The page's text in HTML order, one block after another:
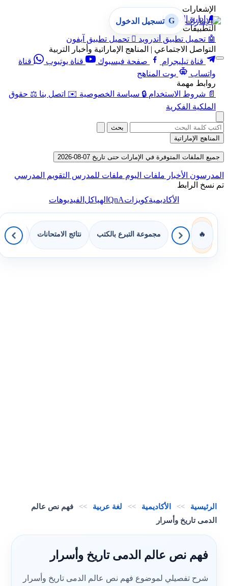
الإشعارات
🔔 إدارة الإشعارات
التطبيقات
🤖 تحميل تطبيق أندرويد  تحميل تطبيق آيفون
التواصل الاجتماعي | المناهج الإماراتية وأخبار التربية
قناة تيليجرام
صفحة فيسبوك قناة يوتيوب
قناة
واتساب
بوت المناهج
روابط مهمة
📄 شروط الاستخدام 🔒 سياسة الخصوصية ✉️ اتصل بنا ⚖️ حقوق
الملكية الفكرية
G تسجيل الدخول
بحث
المناهج الإماراتية
جميع الملفات المتوفرة في الإمارات حتى تاريخ 07-08-2026
المدرسون الأخبار ملفات اليوم ملفات للمدرس التقويم المدرسي
تم نسخ الرابط
الأكاديميةكويزاتQnAالهياكلالفيديوهات
🔥 مجموعة التبرع بالكتب نتائج الامتحانات
الرئيسية >> الأكاديمية >> لغة عربية >>
فهم نص عالم
الدمى تاريخ وأسرار
فهم نص عالم الدمى تاريخ وأسرار
شرح تفصيلي لموضوع فهم نص عالم الدمى تاريخ وأسرار